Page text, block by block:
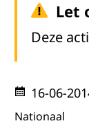
Let
Deze
16-06-
Nationaal